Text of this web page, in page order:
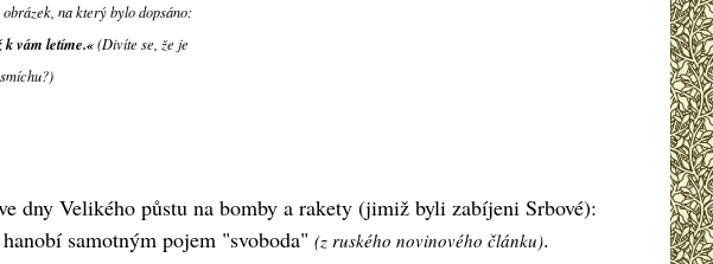
na který bylo dopsáno:
k vám letíme.«(Divíte se, že je
dny Velikého půstu na bomby a rakety (jimiž byli zabíjeni Srbové):
samotným pojem "svoboda" (z ruského novinového článku).